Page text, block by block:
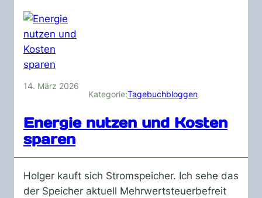
14. März 2026
Kategorie:Tagebuchbloggen
Energie nutzen und Kosten
sparen
Holger kauft sich Stromspeicher. Ich sehe das
der Speicher aktuell Mehrwertsteuerbefreit